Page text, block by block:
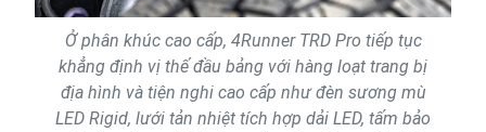
Ở phân khúc cao cấp, 4Runner TRD Pro tiếp tục
khẳng định vị thế đầu bảng với hàng loạt trang bị
địa hình và tiện nghi cao cấp như đèn sương mù
LED Rigid, lưới tản nhiệt tích hợp dải LED, tấm bảo